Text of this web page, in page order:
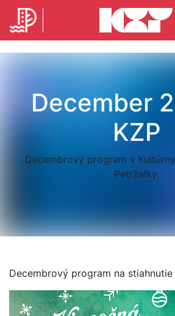
December
KZP
Decembrový program v
Petržalky.
Decembrový program na stiahnutie